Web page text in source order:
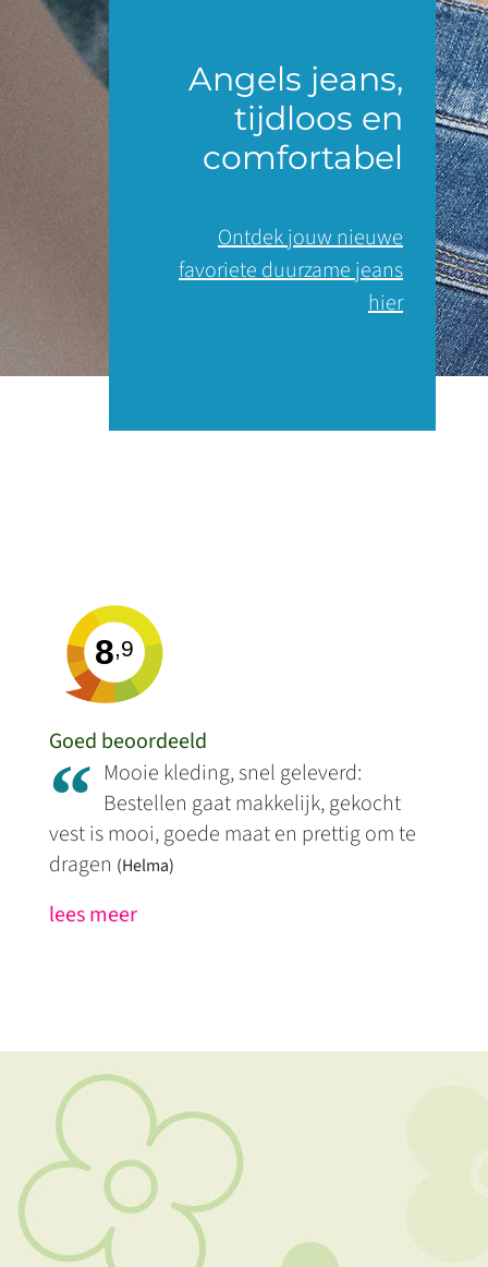
Angels jeans,
tijdloos en
comfortabel
Ontdek jouw nieuwe
favoriete duurzame jeans
hier
8,9
Goed beoordeeld
“ Mooie kleding, snel geleverd:
Bestellen gaat makkelijk, gekocht
vest is mooi, goede maat en prettig om te
dragen (Helma)
lees meer